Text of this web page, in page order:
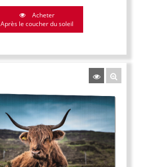
Acheter
Après le coucher du soleil